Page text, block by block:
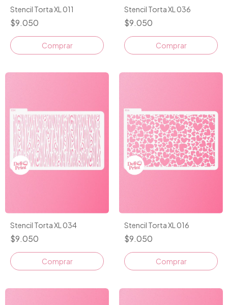
Stencil Torta XL 011
$9.050
Stencil Torta XL 036
$9.050
Stencil Torta XL 034
$9.050
Stencil Torta XL 016
$9.050